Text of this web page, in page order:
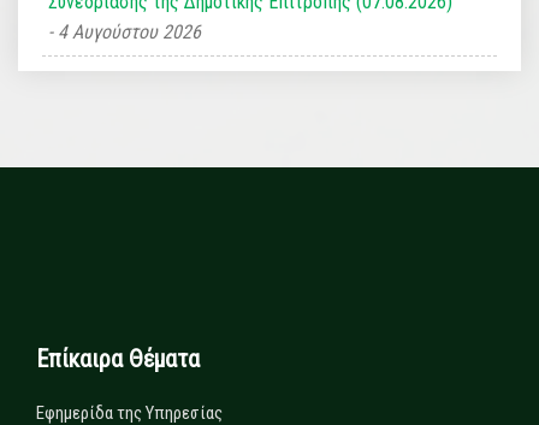
4 Αυγούστου 2026
Επίκαιρα Θέματα
Εφημερίδα της Υπηρεσίας